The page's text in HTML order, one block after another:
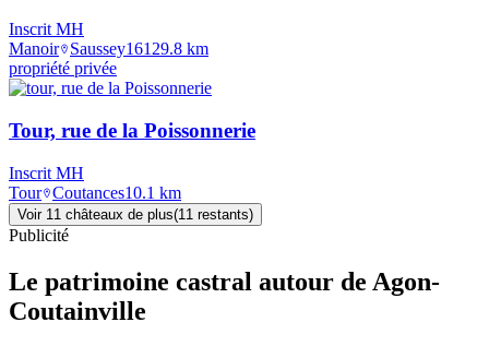
Inscrit MH
Manoir
Saussey16129.8 km
propriété privée
Tour, rue de la Poissonnerie
Inscrit MH
Tour Coutances10.1 km
Voir 11 châteaux de plus(11 restants)
Publicité
Le patrimoine castral autour de Agon-
Coutainville